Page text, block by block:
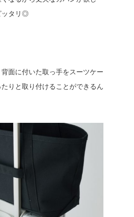
ッタリ◎
面に付いた取っ手をスーツケー
りと取り付けることができるん